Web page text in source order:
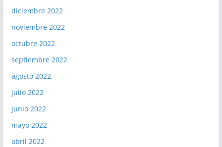
diciembre 2022
noviembre 2022
octubre 2022
septiembre 2022
agosto 2022
julio 2022
junio 2022
mayo 2022
abril 2022